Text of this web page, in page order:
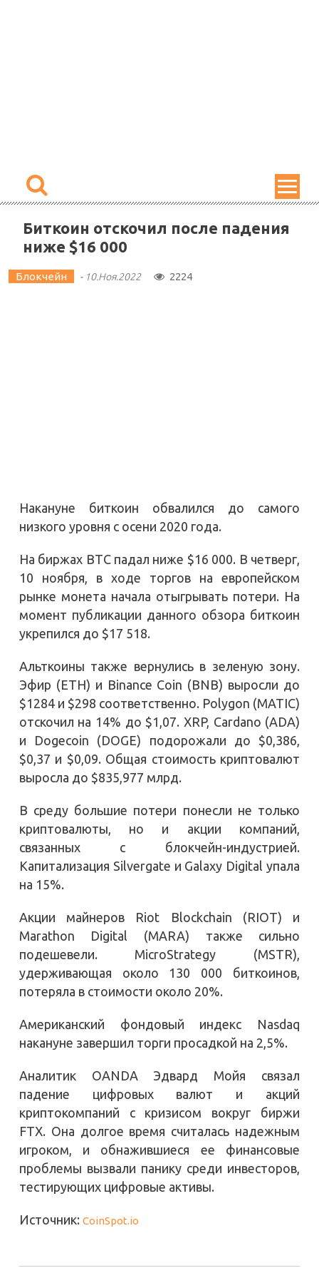
Биткоин отскочил после падения
ниже $16 000
Блокчейн - 10.Ноя.2022 2224
Накануне биткоин обвалился до самого
низкого уровня с осени 2020 года.
На биржах BTC падал ниже $16 000. В четверг,
10 ноября, в ходе торгов на европейском
рынке монета начала отыгрывать потери. На
момент публикации данного обзора биткоин
укрепился до $17 518.
Альткоины также вернулись в зеленую зону.
Эфир (ETH) и Binance Coin (BNB) выросли до
$1284 и $298 соответственно. Polygon (MATIC)
отскочил на 14% до $1,07. XRP, Cardano (ADA)
и Dogecoin (DOGE) подорожали до $0,386,
$0,37 и $0,09. Общая стоимость криптовалют
выросла до $835,977 млрд.
В среду большие потери понесли не только
криптовалюты, но и акции компаний,
связанных с блокчейн-индустрией.
Капитализация Silvergate и Galaxy Digital упала
на 15%.
Акции майнеров Riot Blockchain (RIOT) и
Marathon Digital (MARA) также сильно
подешевели. MicroStrategy (MSTR),
удерживающая около 130 000 биткоинов,
потеряла в стоимости около 20%.
Американский фондовый индекс Nasdaq
накануне завершил торги просадкой на 2,5%.
Аналитик OANDA Эдвард Мойя связал
падение цифровых валют и акций
криптокомпаний с кризисом вокруг биржи
FTX. Она долгое время считалась надежным
игроком, и обнажившиеся ее финансовые
проблемы вызвали панику среди инвесторов,
тестирующих цифровые активы.
Источник: CoinSpot.io